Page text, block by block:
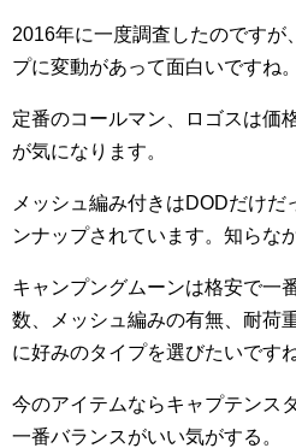
2016年に一度調査したのですが
プに変動があって面白いですね。
定番のコールマン、ロゴスは価
が気になります。
メッシュ編み付きはDODだけだ
ンナップされています。知らな
キャンプングムーンは格安で一
数、メッシュ編みの有無、耐荷
に好みのタイプを選びたいですね
今のアイテムならキャプテンス
一番バランスがいい気がする。